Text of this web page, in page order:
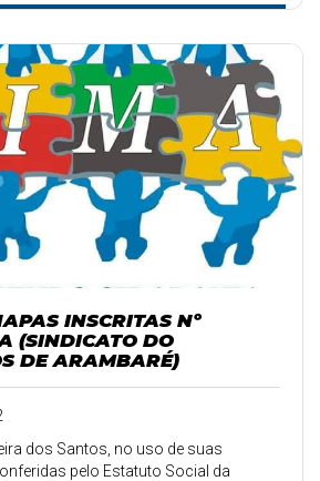
INSCRITAS Nº
(SINDICATO DO
DE ARAMBARÉ)
dos Santos, no uso de suas
pelo Estatuto Social da